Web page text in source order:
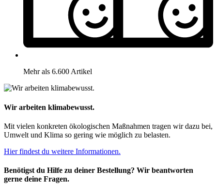
Mehr als 6.600 Artikel
Wir arbeiten klimabewusst.
Mit vielen konkreten ökologischen Maßnahmen tragen wir dazu bei,
Umwelt und Klima so gering wie möglich zu belasten.
Hier findest du weitere Informationen.
Benötigst du Hilfe zu deiner Bestellung? Wir beantworten
gerne deine Fragen.